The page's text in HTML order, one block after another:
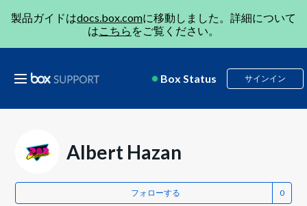
製品ガイドはdocs.box.comに移動しました。詳細について
はこちら をご覧ください。
Box Status サインイン
Albert Hazan
フォローする